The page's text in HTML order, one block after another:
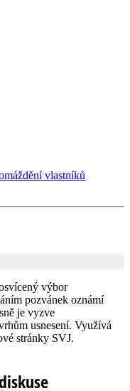
vlastníků
výbor
pozvánek oznámí
je vyzve
usnesení. Využívá
stránky SVJ.